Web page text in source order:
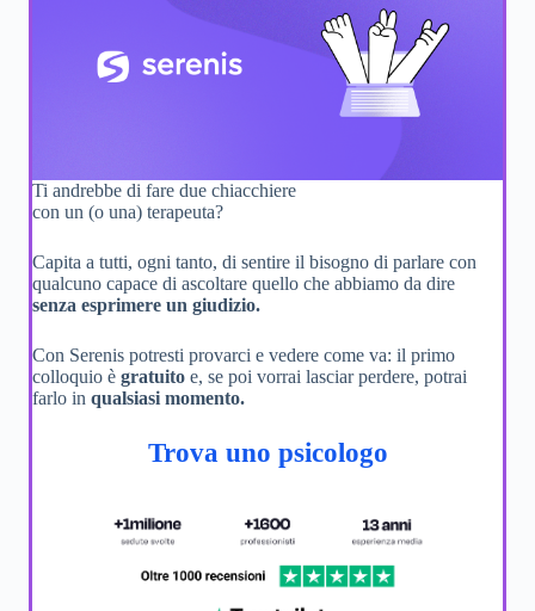
Ti andrebbe di fare due chiacchiere
con un (o una) terapeuta?
Capita a tutti, ogni tanto, di sentire il bisogno di parlare con
qualcuno capace di ascoltare quello che abbiamo da dire
senza esprimere un giudizio.
Con Serenis potresti provarci e vedere come va: il primo
colloquio è gratuito e, se poi vorrai lasciar perdere, potrai
farlo in qualsiasi momento.
Trova uno psicologo